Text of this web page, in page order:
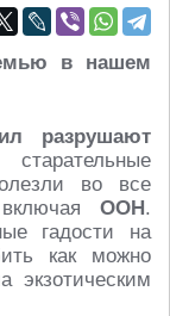
разрушают
во все
ООН.
гадости на
как можно